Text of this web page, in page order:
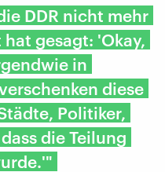
DDR nicht mehr
gesagt: 'Okay,
in
diese
Politiker,
die Teilung